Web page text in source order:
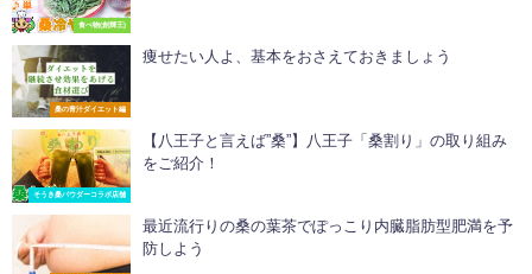
食べ物(創輝王)
桑の青汁ダイエット編
痩せたい人よ、基本をおさえておきましょう
そうき桑パウダーコラボ店舗
【八王子と言えば”桑”】八王子「桑割り」の取り組み
をご紹介！
最近流行りの桑の葉茶でぽっこり内臓脂肪型肥満を予
防しよう